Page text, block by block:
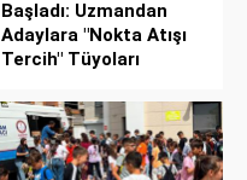
Başladı: Uzmandan
Adaylara "Nokta Atışı
Tercih" Tüyoları